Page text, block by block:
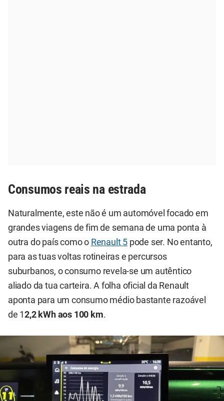
Consumos reais na estrada
Naturalmente, este não é um automóvel focado em
grandes viagens de fim de semana de uma ponta à
outra do país como o Renault 5 pode ser. No entanto,
para as tuas voltas rotineiras e percursos
suburbanos, o consumo revela-se um autêntico
aliado da tua carteira. A folha oficial da Renault
aponta para um consumo médio bastante razoável
de 12,2 kWh aos 100 km.